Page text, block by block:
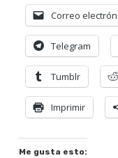
Correo
Telegram
Tumblr
Imprimir
Me gusta esto: